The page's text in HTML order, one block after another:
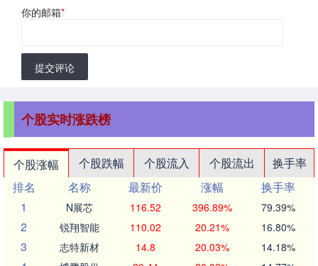
你的邮箱*
提交评论
个股实时涨跌榜
个股涨幅 个股跌幅 个股流入 个股流出
换手率
排名
名称 最新价 涨幅
换手率
1
N展芯 116.52 396.89% 79.39%
2 锐翔智能 110.02 20.21% 16.80%
3 志特新材 14.8 20.03% 14.18%